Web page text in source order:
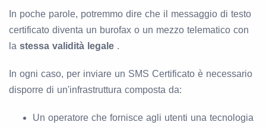
In poche parole, potremmo dire che il messaggio di testo
certificato diventa un burofax o un mezzo telematico con
la stessa validità legale .
In ogni caso, per inviare un SMS Certificato è necessario
disporre di un'infrastruttura composta da:
Un operatore che fornisce agli utenti una tecnologia